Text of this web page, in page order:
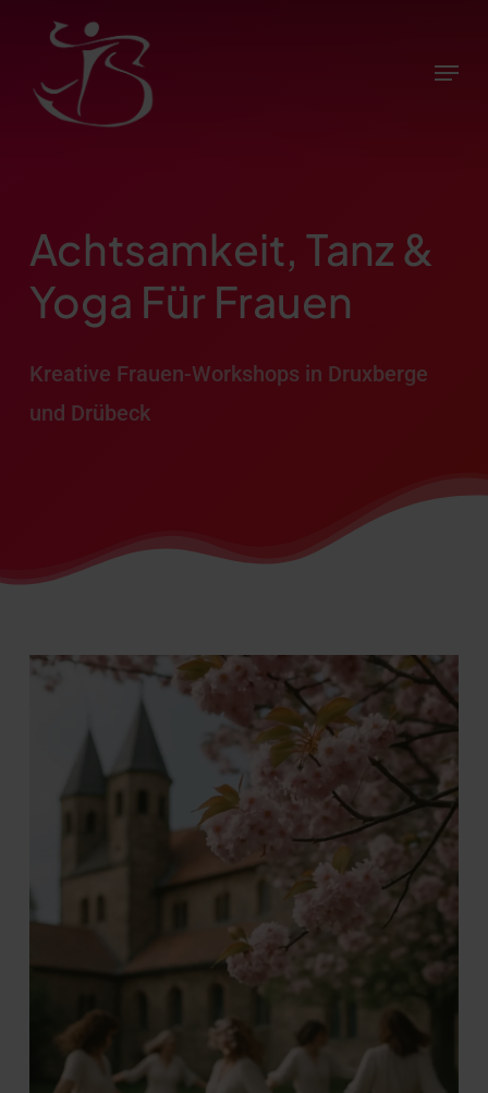
main
content
Menu
Achtsamkeit, Tanz &
Yoga Für Frauen
Kreative Frauen-Workshops in Druxberge
und Drübeck